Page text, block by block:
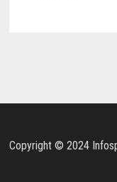
Copyright © 2024